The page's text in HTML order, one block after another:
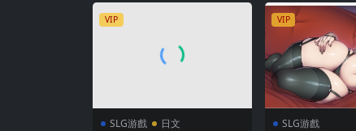
VIP
SLG游戲 日文
VIP
SLG游戲